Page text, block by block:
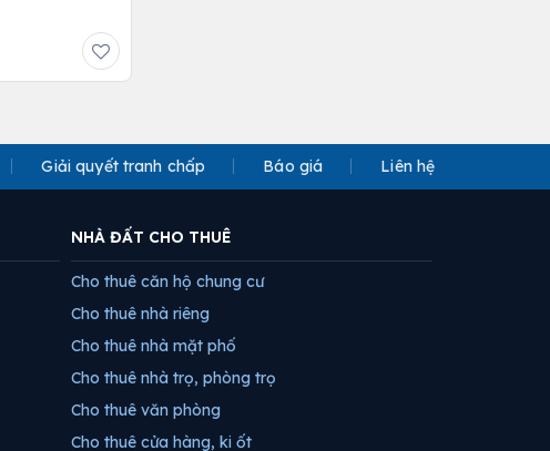
Giải quyết tranh chấp Báo giá Liên hệ
NHÀ ĐẤT CHO THUÊ
Cho thuê căn hộ chung cư
Cho thuê nhà riêng
Cho thuê nhà mặt phố
Cho thuê nhà trọ, phòng trọ
Cho thuê văn phòng
Cho thuê cửa hàng, ki ốt